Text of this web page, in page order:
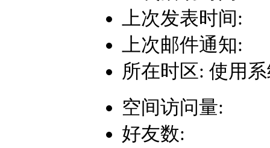
上次发表时间:
上次邮件通知:
所在时区: 使用
空间访问量:
好友数: